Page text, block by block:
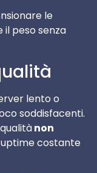
le
il peso senza
lento o
soddisfacenti.
non
uptime costante